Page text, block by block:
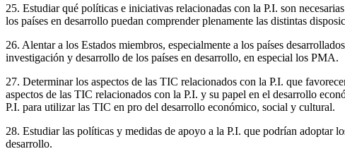
25. Estudiar qué políticas e iniciativas relacionadas con la P.I. son
los países en desarrollo puedan comprender plenamente las distintas
26. Alentar a los Estados miembros, especialmente a los países
investigación y desarrollo de los países en desarrollo, en especial los PMA.
27. Determinar los aspectos de las TIC relacionados con la P.I. que
aspectos de las TIC relacionados con la P.I. y su papel en el desarrollo
P.I. para utilizar las TIC en pro del desarrollo económico, social y cultural.
28. Estudiar las políticas y medidas de apoyo a la P.I. que podrían adoptar
desarrollo.